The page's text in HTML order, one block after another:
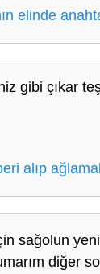
elinde
gibi çıkar
alıp
sağolun
diğer